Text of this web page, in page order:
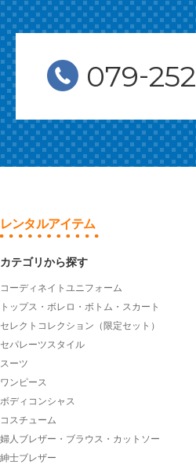
079-252
レンタルアイテム
カテゴリから探す
コーディネイトユニフォーム
トップス・ボレロ・ボトム・スカート
セレクトコレクション（限定セット）
セパレーツスタイル
スーツ
ワンピース
ボディコンシャス
コスチューム
婦人ブレザー・ブラウス・カットソー
紳士ブレザー